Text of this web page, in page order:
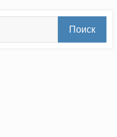
Поиск